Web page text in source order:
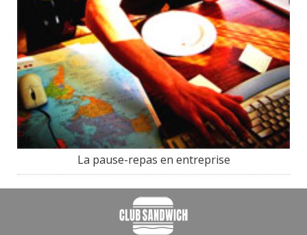
La pause-repas en entreprise